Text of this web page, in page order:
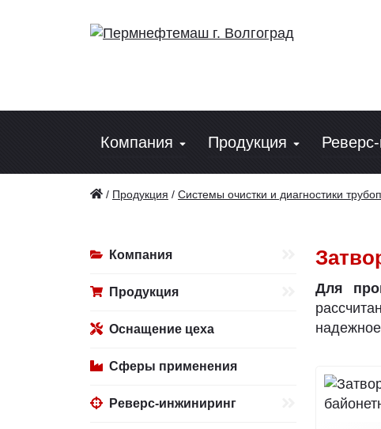
Компания Продукция
/ Продукция / Системы очистки и диагностики
Компания
Продукция
Оснащение цеха
Сферы применения
Реверс-инжиниринг
Для